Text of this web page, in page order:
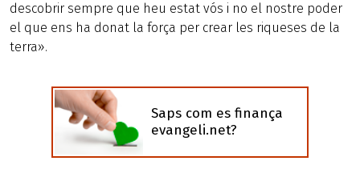
descobrir sempre que heu estat vós i no el nostre poder
el que ens ha donat la força per crear les riqueses de la
terra».
Saps com es finança
evangeli.net?